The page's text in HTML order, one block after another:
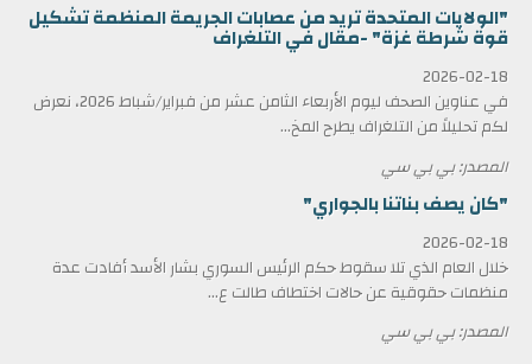
"الولايات المتحدة تريد من عصابات الجريمة المنظمة تشكيل
قوة شرطة غزة" -مقال في التلغراف
2026-02-18
في عناوين الصحف ليوم الأربعاء الثامن عشر من فبراير/شباط 2026، نعرض
لكم تحليلاً من التلغراف يطرح المخ...
المصدر: بي بي سي
"كان يصف بناتنا بالجواري"
2026-02-18
خلال العام الذي تلا سقوط حكم الرئيس السوري بشار الأسد أفادت عدة
منظمات حقوقية عن حالات اختطاف طالت ع...
المصدر: بي بي سي